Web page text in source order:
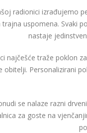
radionici izrađujemo
trajna uspomena. Svaki
nastaje
najčešće traže poklon
obitelji. Personalizirani
se nalaze razni
za goste na